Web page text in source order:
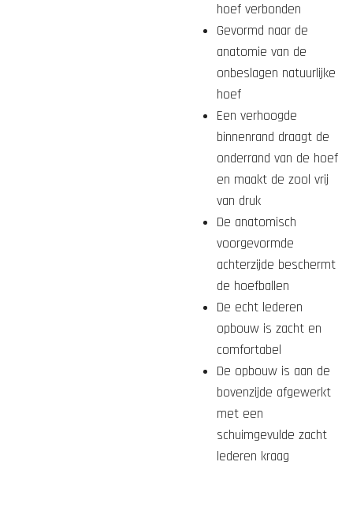
hoef verbonden
Gevormd naar de
anatomie van de
onbeslagen natuurlijke
hoef
Een verhoogde
binnenrand draagt de
onderrand van de hoef
en maakt de zool vrij
van druk
De anatomisch
voorgevormde
achterzijde beschermt
de hoefballen
De echt lederen
opbouw is zacht en
comfortabel
De opbouw is aan de
bovenzijde afgewerkt
met een
schuimgevulde zacht
lederen kraag